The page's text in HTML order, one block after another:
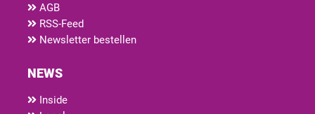
AGB
RSS-Feed
Newsletter bestellen
NEWS
Inside